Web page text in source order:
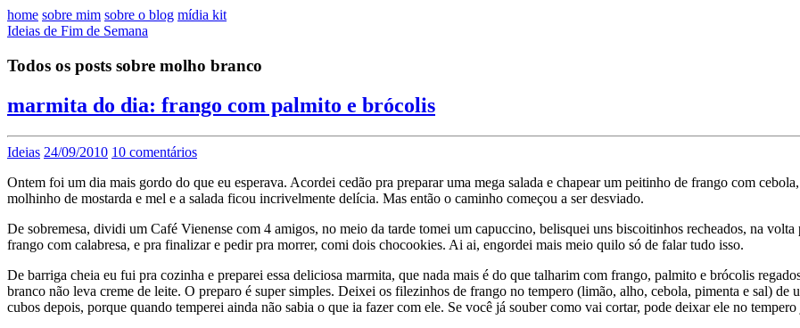
home sobre mim sobre o blog mídia kit
Ideias de Fim de Semana
Todos os posts sobre molho branco
marmita do dia: frango com palmito e brócolis
Ideias 24/09/2010 10 comentários
Ontem foi um dia mais gordo do que eu esperava. Acordei cedão pra preparar uma mega salada e chapear um peitinho de frango com
molhinho de mostarda e mel e a salada ficou incrivelmente delícia. Mas então o caminho começou a ser desviado.
De sobremesa, dividi um Café Vienense com 4 amigos, no meio da tarde tomei um capuccino, belisquei uns biscoitinhos recheados, na
frango com calabresa, e pra finalizar e pedir pra morrer, comi dois chocookies. Ai ai, engordei mais meio quilo só de falar tudo isso.
De barriga cheia eu fui pra cozinha e preparei essa deliciosa marmita, que nada mais é do que talharim com frango, palmito e brócolis
branco não leva creme de leite. O preparo é super simples. Deixei os filezinhos de frango no tempero (limão, alho, cebola, pimenta e sal) de
cubos depois, porque quando temperei ainda não sabia o que ia fazer com ele. Se você já souber como vai cortar, pode deixar ele no